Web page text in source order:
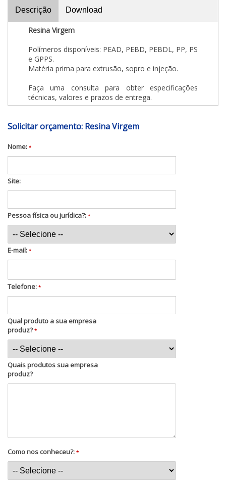
Descrição Download
Resina Virgem
Polímeros disponíveis: PEAD, PEBD, PEBDL, PP, PS
e GPPS.
Matéria prima para extrusão, sopro e injeção.
Faça uma consulta para obter especificações
técnicas, valores e prazos de entrega.
Solicitar orçamento: Resina Virgem
Nome: *
Site:
Pessoa física ou jurídica?: *
E-mail: *
Telefone: *
Qual produto a sua empresa
produz?*
Quais produtos sua empresa
produz?
Como nos conheceu?: *